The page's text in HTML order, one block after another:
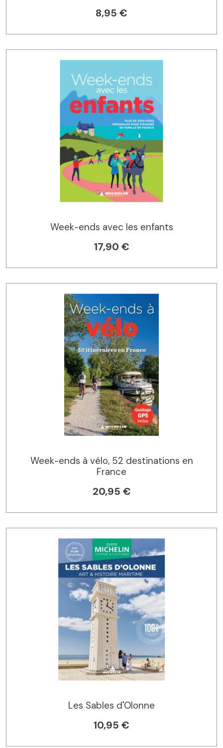
8,95 €
Week-ends avec les enfants
17,90 €
Week-ends à vélo, 52 destinations en
France
20,95 €
Les Sables d'Olonne
10,95 €